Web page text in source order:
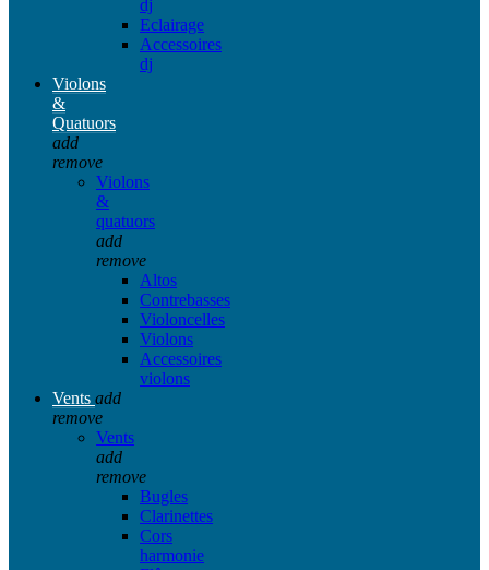
dj
Eclairage
Accessoires
dj
Violons
&
Quatuors
add
remove
Violons
&
quatuors
add
remove
Altos
Contrebasses
Violoncelles
Violons
Accessoires
violons
Vents add
remove
Vents
add
remove
Bugles
Clarinettes
Cors
harmonie